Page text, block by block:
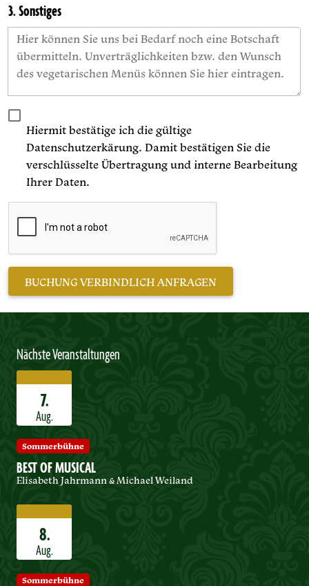
3. Sonstiges
Hiermit bestätige ich die gültige
Datenschutzerkärung. Damit bestätigen Sie die
verschlüsselte Übertragung und interne Bearbeitung
Ihrer Daten.
Nächste Veranstaltungen
7.
Aug.
Sommerbühne
BEST OF MUSICAL
Elisabeth Jahrmann & Michael Weiland
8.
Aug.
Sommerbühne